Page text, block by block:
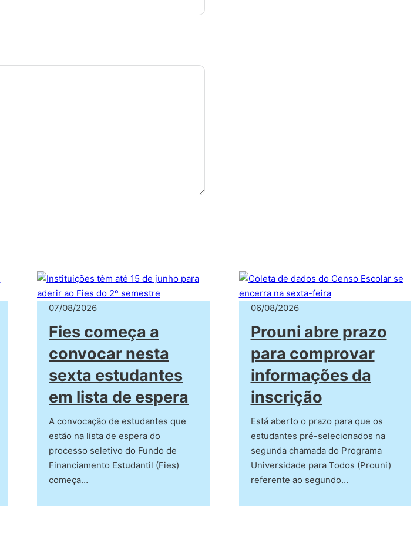
07/08/2026
Fies começa a
convocar nesta
sexta estudantes
em lista de espera
A convocação de estudantes que
estão na lista de espera do
processo seletivo do Fundo de
Financiamento Estudantil (Fies)
começa…
06/08/2026
Prouni abre prazo
para comprovar
informações da
inscrição
Está aberto o prazo para que os
estudantes pré-selecionados na
segunda chamada do Programa
Universidade para Todos (Prouni)
referente ao segundo…